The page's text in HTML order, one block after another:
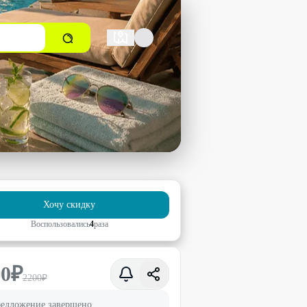
Хочу скидку
Воспользовались4раза
₽2200₽
завершено